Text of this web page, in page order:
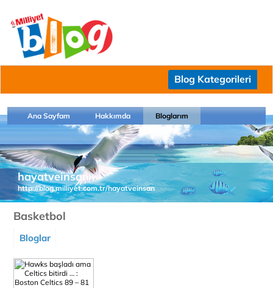
Blog Kategorileri
Ana Sayfam Hakkımda Bloglarım
hayatveinsan
http://blog.milliyet.com.tr/hayatveinsan
Basketbol
Bloglar